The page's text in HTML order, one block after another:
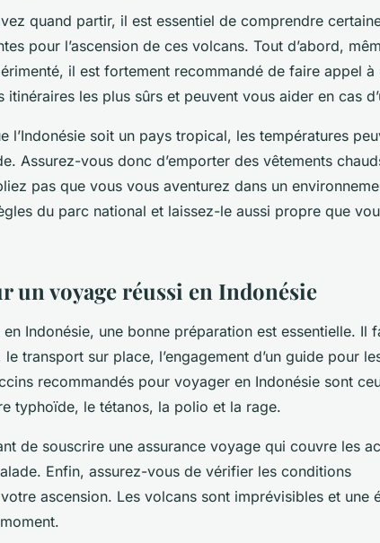
quand partir, il est essentiel de comprendre
pour l’ascension de ces volcans. Tout d’abord,
il est fortement recommandé de faire appel à
itinéraires les plus sûrs et peuvent vous aider en cas
l’Indonésie soit un pays tropical, les températures
Assurez-vous donc d’emporter des vêtements
pas que vous vous aventurez dans un
du parc national et laissez-le aussi propre que
un voyage réussi en Indonésie
en Indonésie, une bonne préparation est essentielle. Il
le transport sur place, l’engagement d’un guide pour
recommandés pour voyager en Indonésie sont
typhoïde, le tétanos, la polio et la rage.
de souscrire une assurance voyage qui couvre les
Enfin, assurez-vous de vérifier les conditions
ascension. Les volcans sont imprévisibles et une